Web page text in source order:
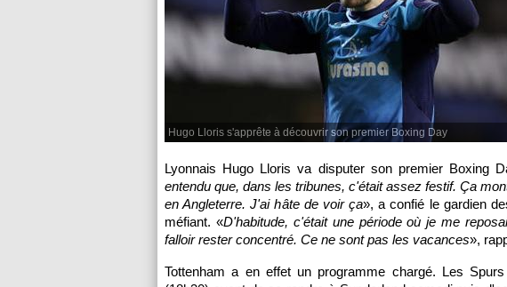
Hugo Lloris s'apprête à découvrir son premier Boxing Day
Lyonnais Hugo Lloris va disputer son premier Boxing
entendu que, dans les tribunes, c'était assez festif. Ça
en Angleterre. J'ai hâte de voir ça», a confié le gardien
méfiant. «D'habitude, c'était une période où je me
falloir rester concentré. Ce ne sont pas les vacances»,
Tottenham a en effet un programme chargé. Les